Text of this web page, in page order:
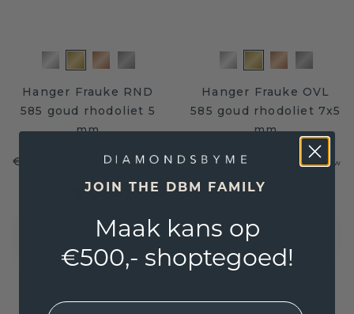
Hanger Frauke RND
585 goud rhodoliet 5
mm
€ 556,- Excl. Tax & BTW
Hanger Frauke OVL
585 goud rhodoliet 7x5
mm
€ 532,- € 665,- Excl. Tax & BTW
Gegarandeerd de laagste prijs
JOIN THE DBM FAMILY
Maak kans op
€500,- shoptegoed!
EMail